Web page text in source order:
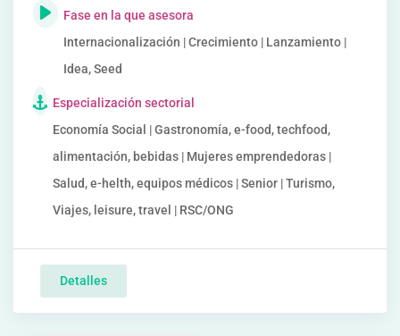
Fase en la que asesora
Internacionalización | Crecimiento | Lanzamiento |
Idea, Seed
Especialización sectorial
Economía Social | Gastronomía, e-food, techfood,
alimentación, bebidas | Mujeres emprendedoras |
Salud, e-helth, equipos médicos | Senior | Turismo,
Viajes, leisure, travel | RSC/ONG
Detalles